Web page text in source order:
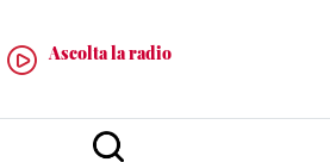
Ascolta la radio